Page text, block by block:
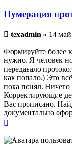
Нумерация
Непрочитанное
texadmin » 14
Формируйте более
нужно. Я человек
передавало
как попало.) Это
пока понял. Ничего
Корректирующие
Вас прописано.
документально
началу